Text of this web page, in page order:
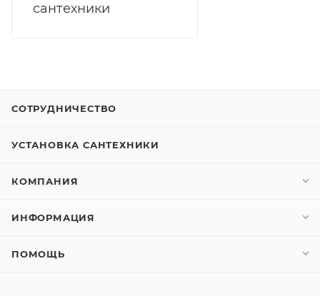
сантехники
СОТРУДНИЧЕСТВО
УСТАНОВКА САНТЕХНИКИ
КОМПАНИЯ
ИНФОРМАЦИЯ
ПОМОЩЬ